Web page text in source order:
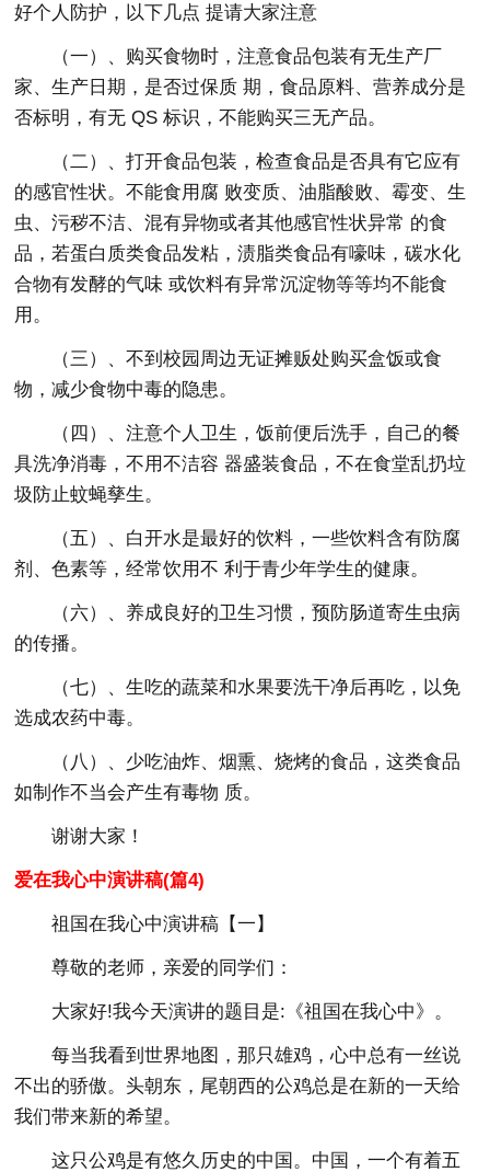
好个人防护，以下几点 提请大家注意
（一）、购买食物时，注意食品包装有无生产厂
家、生产日期，是否过保质 期，食品原料、营养成分是
否标明，有无 QS 标识，不能购买三无产品。
（二）、打开食品包装，检查食品是否具有它应有
的感官性状。不能食用腐 败变质、油脂酸败、霉变、生
虫、污秽不洁、混有异物或者其他感官性状异常 的食
品，若蛋白质类食品发粘，渍脂类食品有嚎味，碳水化
合物有发酵的气味 或饮料有异常沉淀物等等均不能食
用。
（三）、不到校园周边无证摊贩处购买盒饭或食
物，减少食物中毒的隐患。
（四）、注意个人卫生，饭前便后洗手，自己的餐
具洗净消毒，不用不洁容 器盛装食品，不在食堂乱扔垃
圾防止蚊蝇孳生。
（五）、白开水是最好的饮料，一些饮料含有防腐
剂、色素等，经常饮用不 利于青少年学生的健康。
（六）、养成良好的卫生习惯，预防肠道寄生虫病
的传播。
（七）、生吃的蔬菜和水果要洗干净后再吃，以免
选成农药中毒。
（八）、少吃油炸、烟熏、烧烤的食品，这类食品
如制作不当会产生有毒物 质。
谢谢大家！
爱在我心中演讲稿(篇4)
祖国在我心中演讲稿【一】
尊敬的老师，亲爱的同学们：
大家好!我今天演讲的题目是:《祖国在我心中》。
每当我看到世界地图，那只雄鸡，心中总有一丝说
不出的骄傲。头朝东，尾朝西的公鸡总是在新的一天给
我们带来新的希望。
这只公鸡是有悠久历史的中国。中国，一个有着五